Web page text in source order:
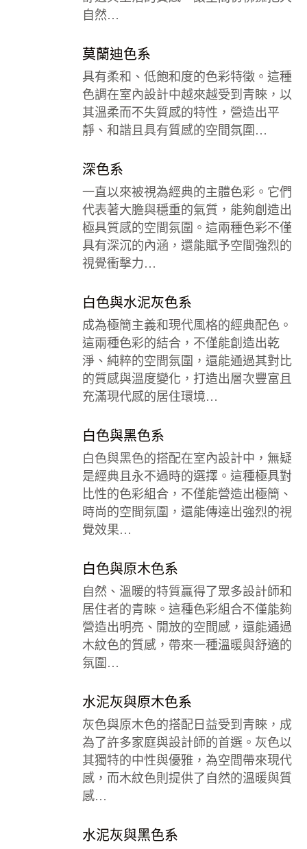
自然…
莫蘭迪色系
具有柔和、低飽和度的色彩特徵。這種
色調在室內設計中越來越受到青睞，以
其溫柔而不失質感的特性，營造出平
靜、和諧且具有質感的空間氛圍…
深色系
一直以來被視為經典的主體色彩。它們
代表著大膽與穩重的氣質，能夠創造出
極具質感的空間氛圍。這兩種色彩不僅
具有深沉的內涵，還能賦予空間強烈的
視覺衝擊力…
白色與水泥灰色系
成為極簡主義和現代風格的經典配色。
這兩種色彩的結合，不僅能創造出乾
淨、純粹的空間氛圍，還能通過其對比
的質感與溫度變化，打造出層次豐富且
充滿現代感的居住環境…
白色與黑色系
白色與黑色的搭配在室內設計中，無疑
是經典且永不過時的選擇。這種極具對
比性的色彩組合，不僅能營造出極簡、
時尚的空間氛圍，還能傳達出強烈的視
覺效果…
白色與原木色系
自然、溫暖的特質贏得了眾多設計師和
居住者的青睞。這種色彩組合不僅能夠
營造出明亮、開放的空間感，還能通過
木紋色的質感，帶來一種溫暖與舒適的
氛圍…
水泥灰與原木色系
灰色與原木色的搭配日益受到青睞，成
為了許多家庭與設計師的首選。灰色以
其獨特的中性與優雅，為空間帶來現代
感，而木紋色則提供了自然的溫暖與質
感…
水泥灰與黑色系